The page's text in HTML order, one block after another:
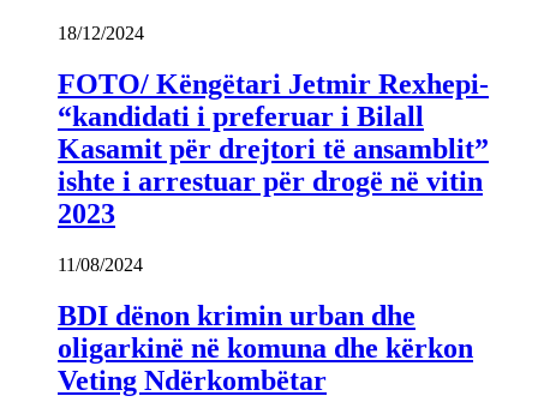
18/12/2024
FOTO/ Këngëtari Jetmir Rexhepi-
“kandidati i preferuar i Bilall
Kasamit për drejtori të ansamblit”
ishte i arrestuar për drogë në vitin
2023
11/08/2024
BDI dënon krimin urban dhe
oligarkinë në komuna dhe kërkon
Veting Ndërkombëtar